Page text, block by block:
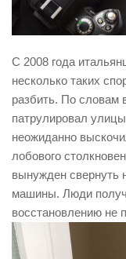
С 2008 года
несколько таких
разбить. По словам
патрулировал
неожиданно
лобового
вынужден свернуть
машины. Люди
восстановлению не